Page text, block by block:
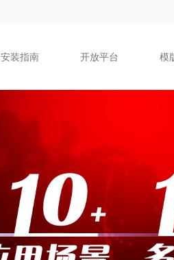
安装指南 开放平台 模